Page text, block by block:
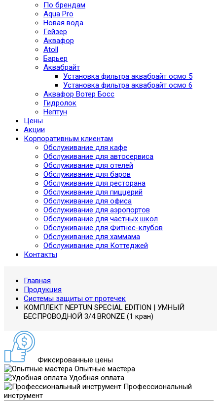
По брендам
Aqua Pro
Новая вода
Гейзер
Аквафор
Atoll
Барьер
Аквабрайт
Установка фильтра аквабрайт осмо 5
Установка фильтра аквабрайт осмо 6
Аквафор Вотер Босс
Гидролок
Нептун
Цены
Акции
Корпоративным клиентам
Обслуживание для кафе
Обслуживание для автосервиса
Обслуживание для отелей
Обслуживание для баров
Обслуживание для ресторана
Обслуживание для пиццерий
Обслуживание для офиса
Обслуживание для аэропортов
Обслуживание для частных школ
Обслуживание для Фитнес-клубов
Обслуживание для хаммама
Обслуживание для Коттеджей
Контакты
Главная
Продукция
Системы защиты от протечек
КОМПЛЕКТ NEPTUN SPECIAL EDITION | УМНЫЙ
БЕСПРОВОДНОЙ 3/4 BRONZE (1 кран)
Фиксированные цены
Опытные мастера
Удобная оплата
Профессиональный
инструмент